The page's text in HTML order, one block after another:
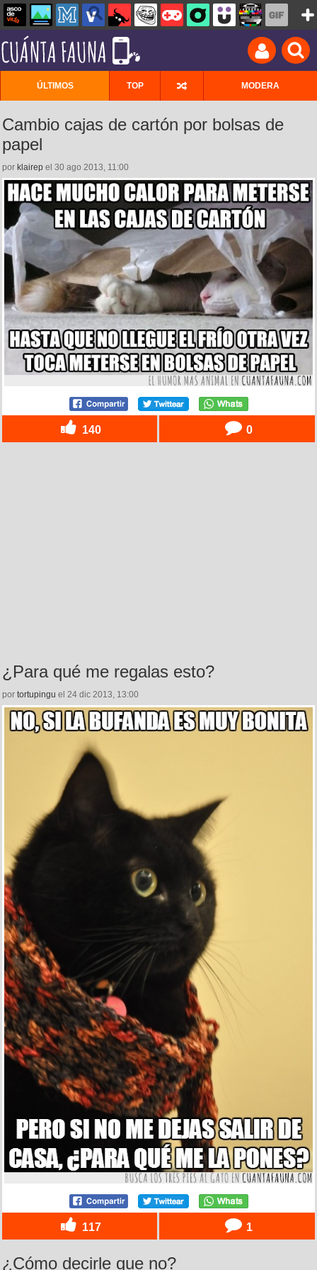
ÚLTIMOS TOP MODERA
Cambio cajas de cartón por bolsas de
papel
por klairep el 30 ago 2013, 11:00
140 0
¿Para qué me regalas esto?
por tortupingu el 24 dic 2013, 13:00
117 1
¿Cómo decirle que no?